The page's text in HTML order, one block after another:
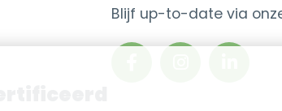
Blijf up-to-date via